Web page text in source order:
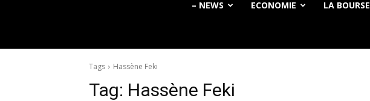
– NEWS ECONOMIE LA BOURSE
Tags Hassène Feki
Tag: Hassène Feki